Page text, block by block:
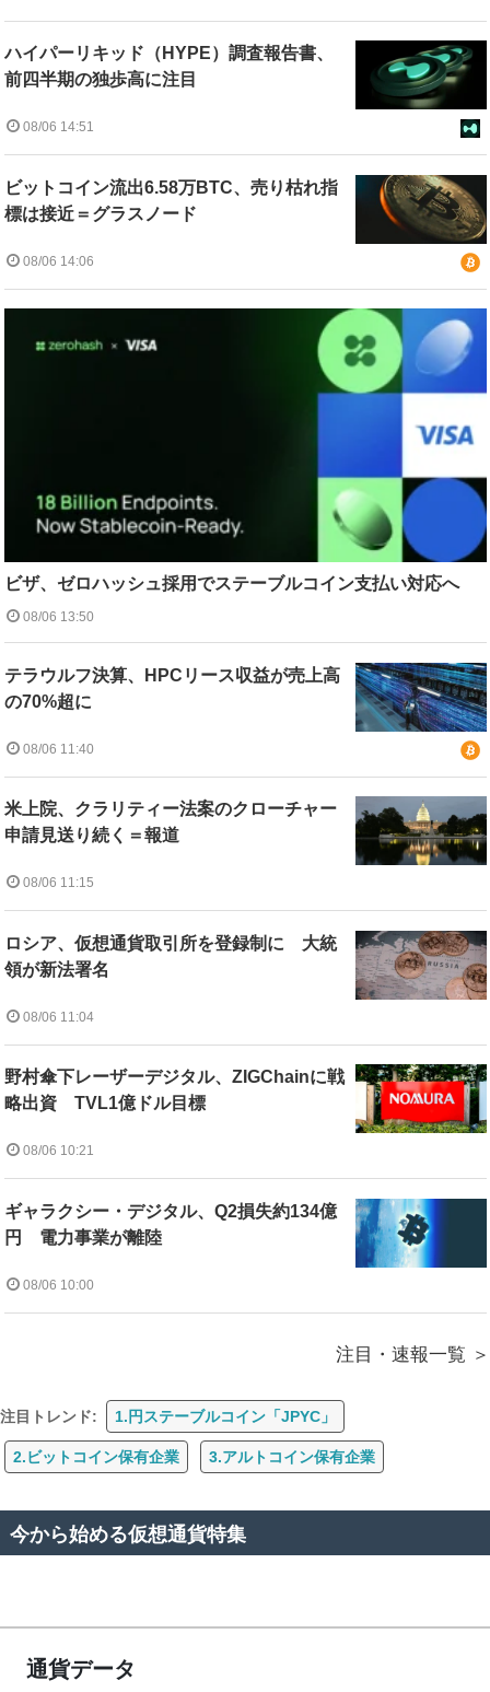
ハイパーリキッド（HYPE）調査報告書、
前四半期の独歩高に注目
08/06 14:51
ビットコイン流出6.58万BTC、売り枯れ指
標は接近＝グラスノード
08/06 14:06
ビザ、ゼロハッシュ採用でステーブルコイン支払い対応へ
08/06 13:50
テラウルフ決算、HPCリース収益が売上高
の70%超に
08/06 11:40
米上院、クラリティー法案のクローチャー
申請見送り続く＝報道
08/06 11:15
ロシア、仮想通貨取引所を登録制に 大統
領が新法署名
08/06 11:04
野村傘下レーザーデジタル、ZIGChainに戦
略出資 TVL1億ドル目標
08/06 10:21
ギャラクシー・デジタル、Q2損失約134億
円 電力事業が離陸
08/06 10:00
注目・速報一覧
注目トレンド: 1.円ステーブルコイン「JPYC」
2.ビットコイン保有企業 3.アルトコイン保有企業
今から始める仮想通貨特集
通貨データ